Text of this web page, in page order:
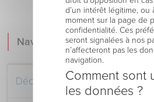
Navigation
Découvrez le Centre Hospitalier
d’un intérêt légitime, ou
moment sur la page de
confidentialité. Ces
seront signalées à nos
n’affecteront pas les
navigation.
Comment sont
les données ?